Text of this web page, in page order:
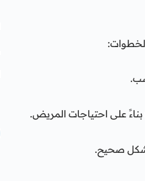
على احتياجات المريض.
صحيح.